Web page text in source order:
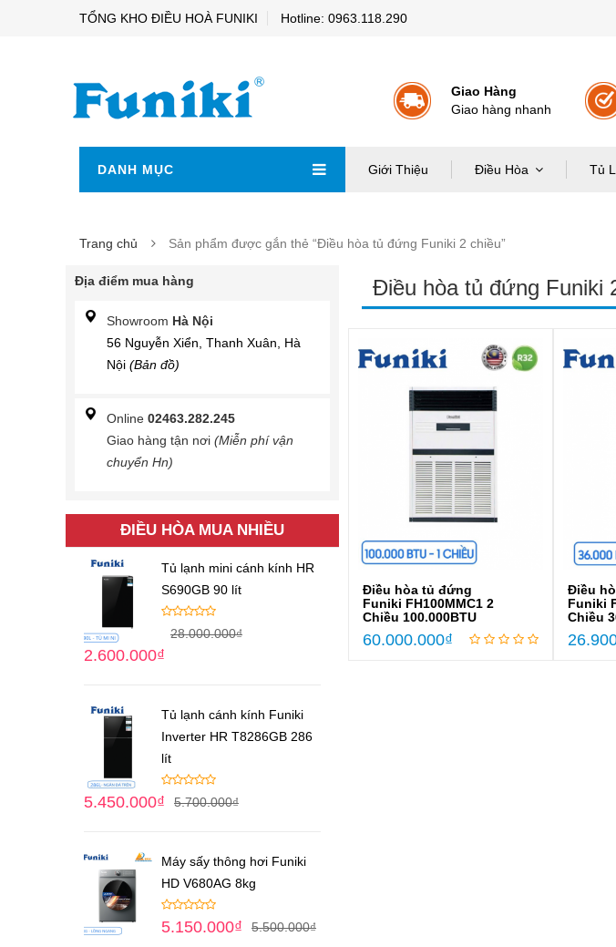
TỔNG KHO ĐIỀU HOÀ FUNIKI Hotline: 0963.118.290
Giao Hàng
Giao hàng nhanh
DANH MỤC Giới Thiệu Điều Hòa Tủ
Trang chủ Sản phẩm được gắn thẻ “Điều hòa tủ đứng Funiki 2 chiều”
Điều hòa tủ đứng Funiki
Điều hòa tủ đứng
Funiki FH100MMC1 2
Chiều 100.000BTU
60.000.000₫
Điều
Funiki
Chiều
Địa điểm mua hàng
Showroom Hà Nội
56 Nguyễn Xiển, Thanh Xuân, Hà
Nội (Bản đồ)
Online 02463.282.245
Giao hàng tận nơi (Miễn phí vận
chuyển Hn)
ĐIỀU HÒA MUA NHIỀU
Tủ lạnh mini cánh kính HR
S690GB 90 lít
28.000.000₫
2.600.000₫
Tủ lạnh cánh kính Funiki
Inverter HR T8286GB 286
lít
5.700.000₫
5.450.000₫
Máy sấy thông hơi Funiki
HD V680AG 8kg
5.500.000₫
5.150.000₫